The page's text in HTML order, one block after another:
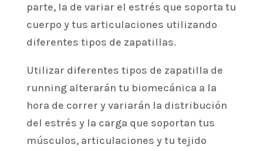
parte, la de variar el estrés que soporta tu
cuerpo y tus articulaciones utilizando
diferentes tipos de zapatillas.
Utilizar diferentes tipos de zapatilla de
running alterarán tu biomecánica a la
hora de correr y variarán la distribución
del estrés y la carga que soportan tus
músculos, articulaciones y tu tejido